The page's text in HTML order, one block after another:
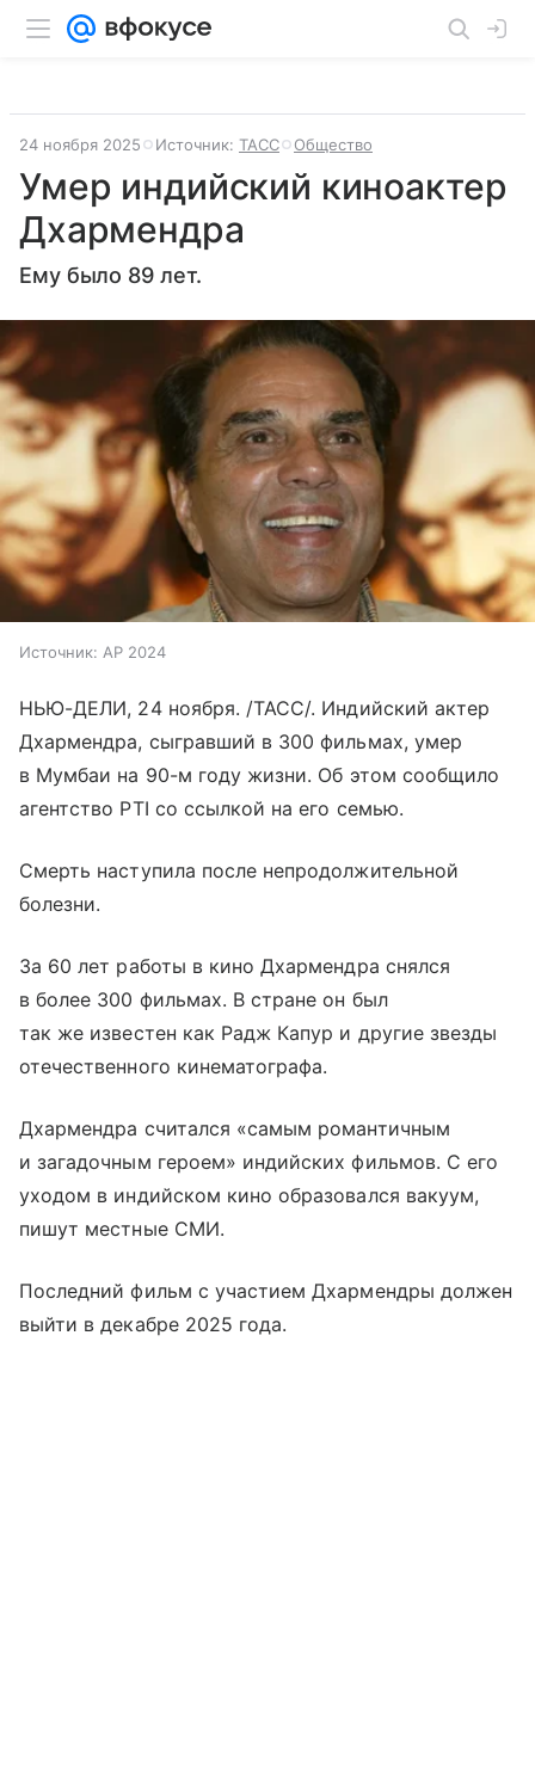
24 ноября 2025 Источник: ТАСС Общество
Умер индийский киноактер
Дхармендра
Ему было 89 лет.
Источник: AP 2024
НЬЮ-ДЕЛИ, 24 ноября. /ТАСС/. Индийский актер
Дхармендра, сыгравший в 300 фильмах, умер
в Мумбаи на 90-м году жизни. Об этом сообщило
агентство PTI со ссылкой на его семью.
Смерть наступила после непродолжительной
болезни.
За 60 лет работы в кино Дхармендра снялся
в более 300 фильмах. В стране он был
так же известен как Радж Капур и другие звезды
отечественного кинематографа.
Дхармендра считался «самым романтичным
и загадочным героем» индийских фильмов. С его
уходом в индийском кино образовался вакуум,
пишут местные СМИ.
Последний фильм с участием Дхармендры должен
выйти в декабре 2025 года.